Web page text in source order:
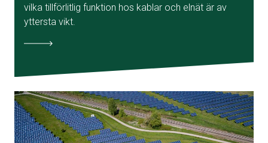
vilka tillförlitlig funktion hos kablar och elnät är av
yttersta vikt.